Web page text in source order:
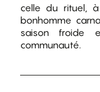
celle du rituel,
bonhomme
saison froide
communauté.